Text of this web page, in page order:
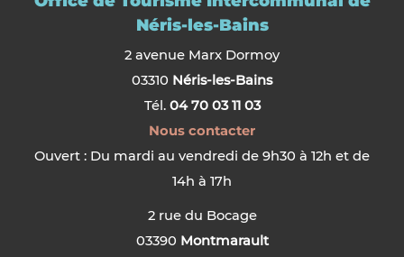
Néris-les-Bains
2 avenue Marx Dormoy
03310 Néris-les-Bains
Tél. 04 70 03 11 03
Nous contacter
Ouvert : Du mardi au vendredi de 9h30 à 12h et de
14h à 17h
2 rue du Bocage
03390 Montmarault